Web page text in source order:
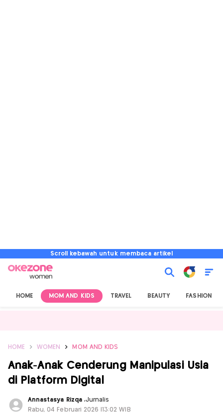
Scroll kebawah untuk membaca artikel
HOME MOM AND KIDS TRAVEL BEAUTY FASHION
HOME WOMEN MOM AND KIDS
Anak-Anak Cenderung Manipulasi Usia
di Platform Digital
Annastasya Rizqa ,Jurnalis
Rabu, 04 Februari 2026 |13:02 WIB